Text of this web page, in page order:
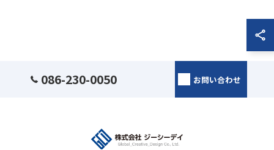
086-230-0050 お問い合わせ